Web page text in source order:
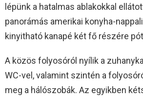
lépünk a hatalmas ablakokkal
panorámás amerikai konyha-
kinyitható kanapé két fő részére
A közös folyosóról nyílik a
WC-vel, valamint szintén a
meg a hálószobák. Az egyikben